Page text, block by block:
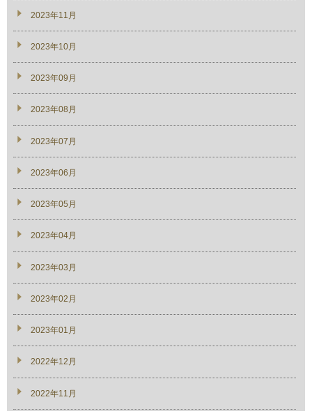
2023年11月
2023年10月
2023年09月
2023年08月
2023年07月
2023年06月
2023年05月
2023年04月
2023年03月
2023年02月
2023年01月
2022年12月
2022年11月